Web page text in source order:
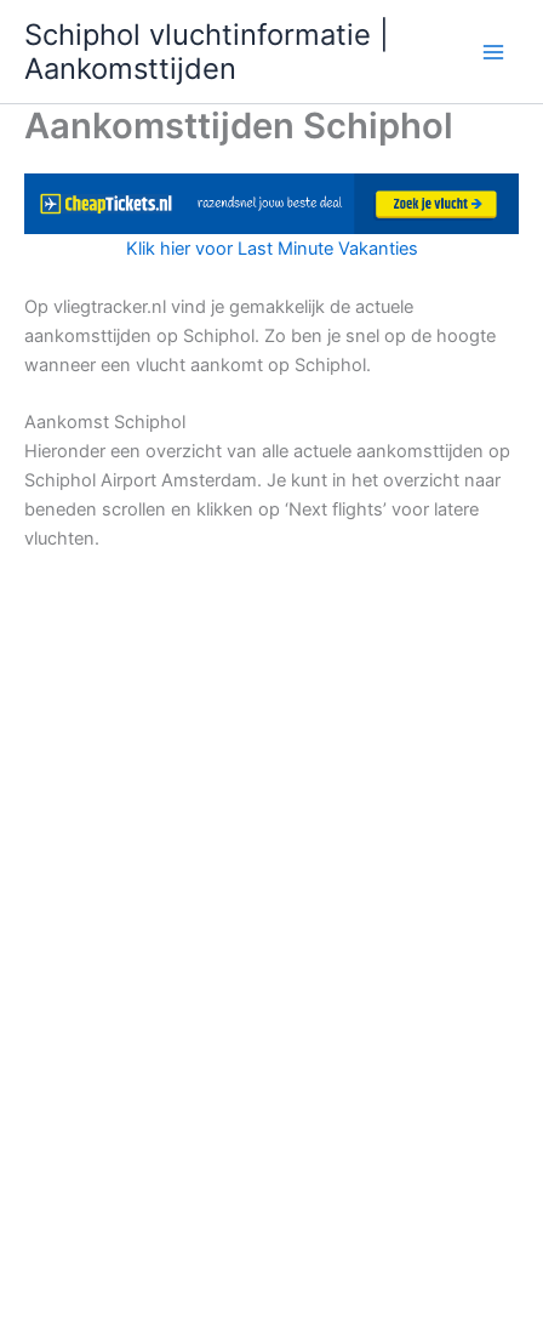
naar
inhoud
Schiphol vluchtinformatie |
Aankomsttijden
Aankomsttijden Schiphol
Klik hier voor Last Minute Vakanties
Op vliegtracker.nl vind je gemakkelijk de actuele
aankomsttijden op Schiphol. Zo ben je snel op de hoogte
wanneer een vlucht aankomt op Schiphol.
Aankomst Schiphol
Hieronder een overzicht van alle actuele aankomsttijden op
Schiphol Airport Amsterdam. Je kunt in het overzicht naar
beneden scrollen en klikken op ‘Next flights’ voor latere
vluchten.